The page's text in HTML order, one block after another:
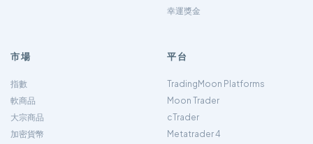
幸運獎金
市場
指數
軟商品
大宗商品
加密貨幣
平台
TradingMoon Platforms
Moon Trader
cTrader
Metatrader 4